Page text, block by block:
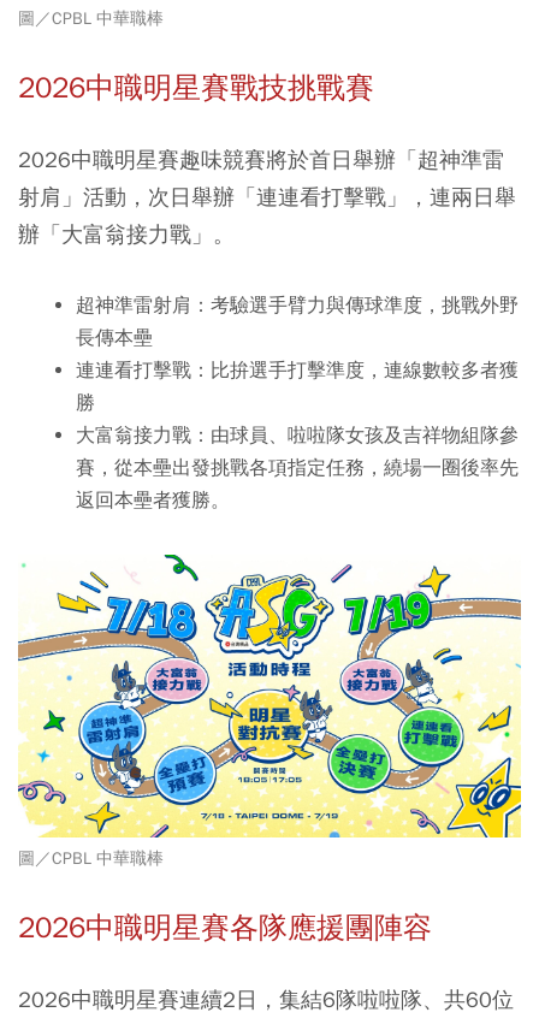
圖／CPBL 中華職棒
2026中職明星賽戰技挑戰賽
2026中職明星賽趣味競賽將於首日舉辦「超神準雷
射肩」活動，次日舉辦「連連看打擊戰」，連兩日舉
辦「大富翁接力戰」。
超神準雷射肩： 考驗選手臂力與傳球準度，挑戰外野
長傳本壘
連連看打擊戰： 比拚選手打擊準度，連線數較多者獲
勝
大富翁接力戰： 由球員、啦啦隊女孩及吉祥物組隊參
賽，從本壘出發挑戰各項指定任務，繞場一圈後率先
返回本壘者獲勝。
圖／CPBL 中華職棒
2026中職明星賽各隊應援團陣容
2026中職明星賽連續2日，集結6隊啦啦隊、共60位